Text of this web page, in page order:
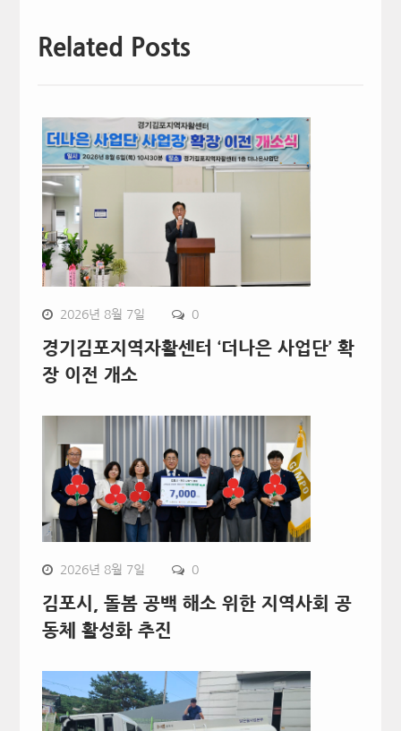
Related Posts
2026년 8월 7일 0
경기김포지역자활센터 ‘더나은 사업단’ 확
장 이전 개소
2026년 8월 7일 0
김포시, 돌봄 공백 해소 위한 지역사회 공
동체 활성화 추진